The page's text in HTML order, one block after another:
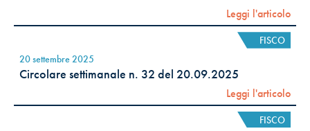
Leggi l'articolo
FISCO
20 settembre 2025
Circolare settimanale n. 32 del 20.09.2025
Leggi l'articolo
FISCO